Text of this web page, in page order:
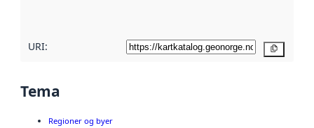
URI:
Tema
Regioner og byer